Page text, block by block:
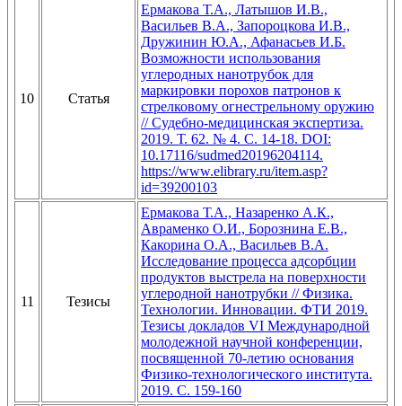
10 Статья
Ермакова Т.А., Латышов И.В.,
Васильев В.А., Запороцкова И.В.,
Дружинин Ю.А., Афанасьев И.Б.
Возможности использования
углеродных нанотрубок для
маркировки порохов патронов к
стрелковому огнестрельному оружию
// Судебно-медицинская экспертиза.
2019. Т. 62. № 4. С. 14-18. DOI:
10.17116/sudmed20196204114.
https://www.elibrary.ru/item.asp?
id=39200103
11 Тезисы
Ермакова Т.А., Назаренко А.К.,
Авраменко О.И., Борознина Е.В.,
Какорина О.А., Васильев В.А.
Исследование процесса адсорбции
продуктов выстрела на поверхности
углеродной нанотрубки // Физика.
Технологии. Инновации. ФТИ 2019.
Тезисы докладов VI Международной
молодежной научной конференции,
посвященной 70-летию основания
Физико-технологического института.
2019. C. 159-160